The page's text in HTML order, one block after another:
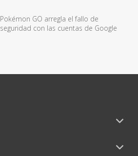
Pokémon GO arregla el fallo de
seguridad con las cuentas de Google